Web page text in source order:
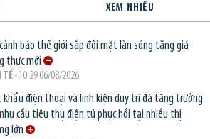
XEM NHIỀU
cảnh báo thế giới sắp đối mặt làn sóng tăng giá
thực mới
TẾ- 10:29 06/08/2026
khẩu điện thoại và linh kiện duy trì đà tăng trưởng
cầu tiêu thụ điện tử phục hồi tại nhiều thị
lớn